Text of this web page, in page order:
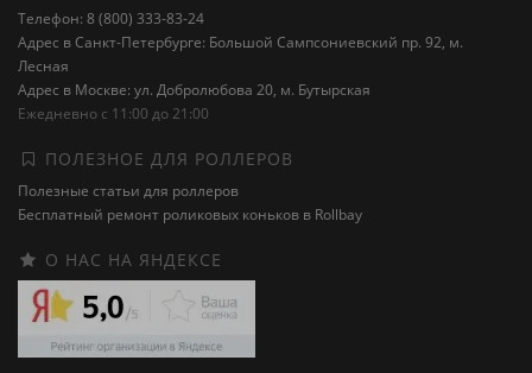
Телефон: 8 (800) 333-83-24
Адрес в Санкт-Петербурге: Большой Сампсониевский пр. 92, м.
Лесная
Адрес в Москве: ул. Добролюбова 20, м. Бутырская
Ежедневно с 11:00 до 21:00
ПОЛЕЗНОЕ ДЛЯ РОЛЛЕРОВ
Полезные статьи для роллеров
Бесплатный ремонт роликовых коньков в Rollbay
О НАС НА ЯНДЕКСЕ